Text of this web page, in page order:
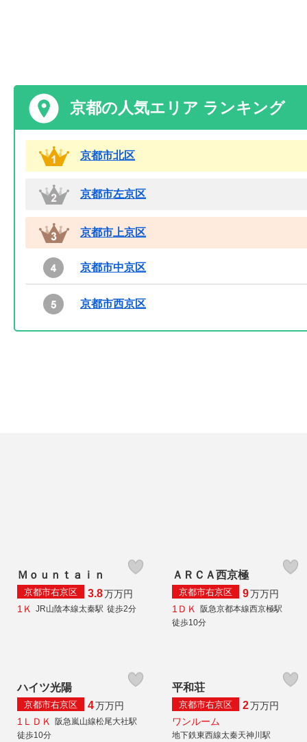
京都の人気エリア ランキング
京都市北区
京都市左京区
京都市上京区
京都市中京区
京都市西京区
Ｍｏｕｎｔａｉｎ
京都市右京区 3.8万万円
1Ｋ
JR山陰本線太秦駅 徒歩2分
ＡＲＣＡ西京極
京都市右京区 9万万円
1ＤＫ
阪急京都本線西京極駅
徒歩10分
ハイツ光陽
京都市右京区 4万万円
1ＬＤＫ
阪急嵐山線松尾大社駅
徒歩10分
平和荘
京都市右京区 2万万円
ワンルーム
地下鉄東西線太秦天神川駅